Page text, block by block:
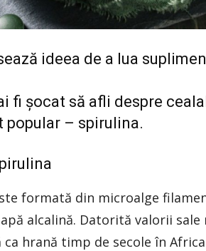
ideea de a lua
fi șocat să afli despre
popular – spirulina.
formată din microalge
alcalină. Datorită valorii
ca hrană timp de secole în